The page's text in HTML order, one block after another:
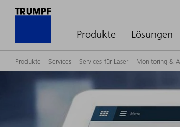
Produkte Lösungen
Produkte Services Services für Laser Monitoring &